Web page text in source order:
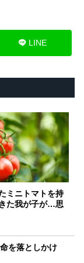
LINE
ミニトマトを持
た我が子が…思
を落としかけ